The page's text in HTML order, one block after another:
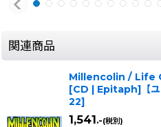
関連商品
Millencolin / Life
[CD | Epitaph]【ユ
22]
1,541.-(税別)